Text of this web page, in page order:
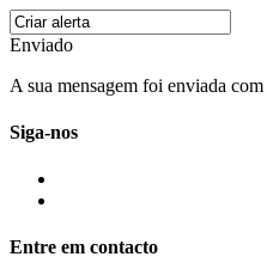
Enviado
A sua mensagem foi enviada com
Siga-nos
Entre em contacto